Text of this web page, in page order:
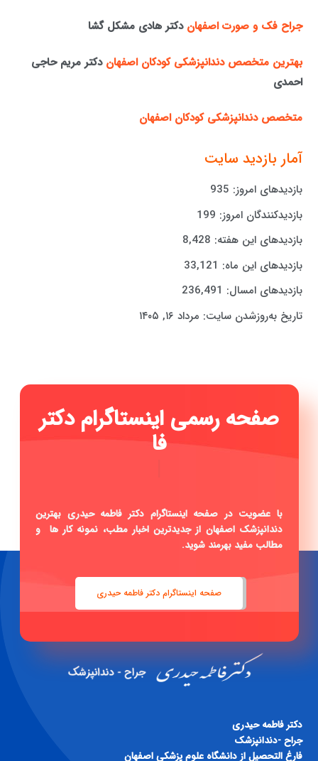
جراح فک و صورت اصفهان دکتر هادی مشکل گشا
بهترین متخصص دندانپزشکی کودکان اصفهان دکتر مریم حاجی
احمدی
متخصص دندانپزشکی کودکان اصفهان
آمار بازدید سایت
بازدیدهای امروز: 935
بازدیدکنندگان امروز: 199
بازدیدهای این هفته: 8,428
بازدیدهای این ماه: 33,121
بازدیدهای امسال: 236,491
تاریخ به‌روزشدن سایت: مرداد ۱۶, ۱۴۰۵
صفحه رسمی اینستاگرام دکتر
فاطمه حیدری .
با عضویت در صفحه اینستاگرام دکتر فاطمه حیدری بهترین
دندانپزشک اصفهان از جدیدترین اخبار مطب، نمونه کار ها و
مطالب مفید بهرمند شوید.
صفحه اینستاگرام دکتر فاطمه حیدری
دكتر فاطمه حيدری
جراح -دندانپزشک
فارغ التحصيل از دانشگاه علوم پزشكی اصفهان